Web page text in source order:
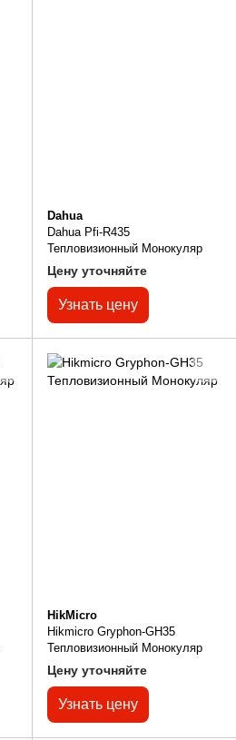
Dahua
Dahua Pfi-R435
Тепловизионный Монокуляр
Цену уточняйте
Узнать цену
HikMicro
Hikmicro Gryphon-GH35
Тепловизионный Монокуляр
Цену уточняйте
Узнать цену